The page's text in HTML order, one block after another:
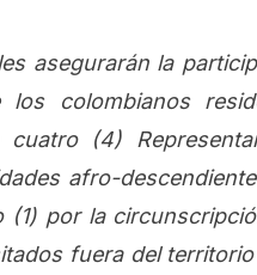
asegurarán la
colombianos
cuatro (4)
afro-
(1) por la
fuera del